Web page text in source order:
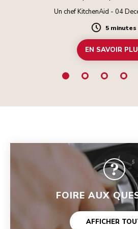
chaude pour une
Un chef KitchenAid - 04
Duration
5 minutes
EN SAVOIR
FOIRE AUX
AFFICHER